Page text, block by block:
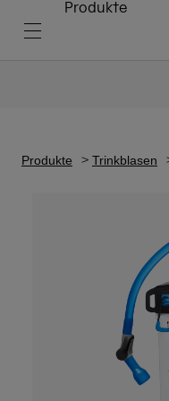
Produkte
Produkte Trinkblasen